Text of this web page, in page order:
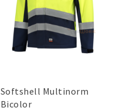
Softshell Multinorm
Bicolor